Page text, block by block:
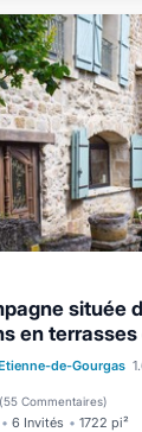
située
en
de-Gourgas
(55 Commentaires)
6 Invités 1722 pi²
privée Parking